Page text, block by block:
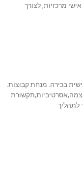
מרכזיות, לצורך
בכירה. מנחת קבוצות.
לתהליך